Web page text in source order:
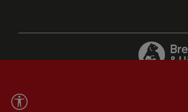
Werkzeugleiste anzeigen